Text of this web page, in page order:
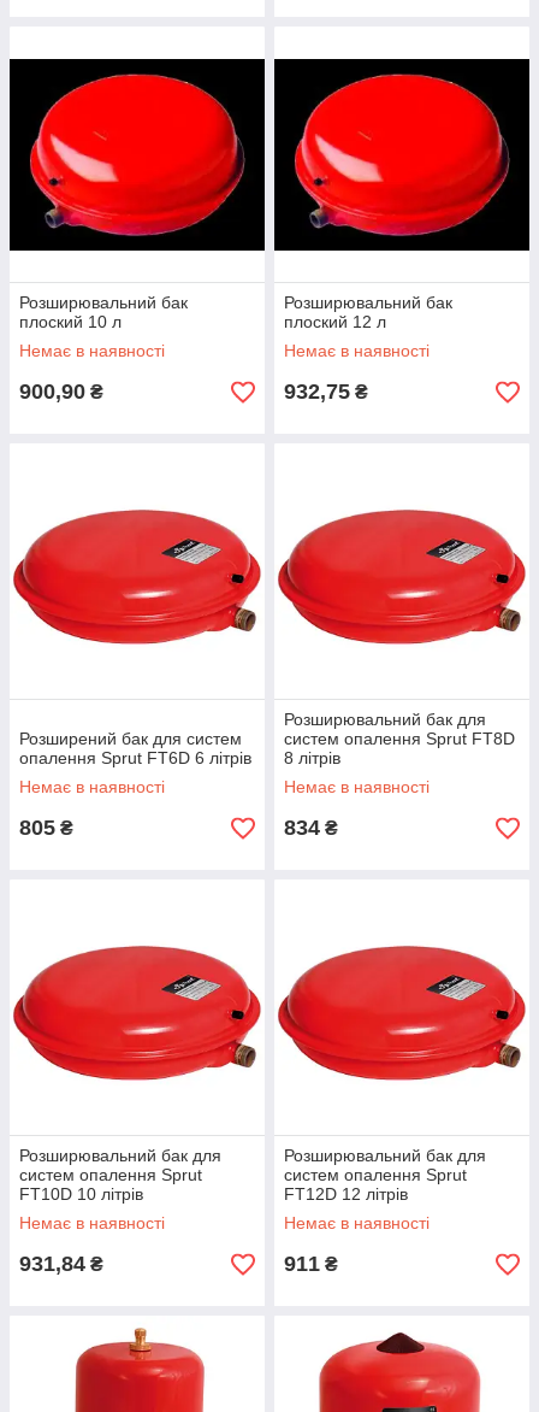
Розширювальний бак
плоский 10 л
Немає в наявності
900,90 ₴
Розширювальний бак
плоский 12 л
Немає в наявності
932,75 ₴
Розширений бак для систем
опалення Sprut FT6D 6 літрів
Немає в наявності
805 ₴
Розширювальний бак для
систем опалення Sprut FT8D
8 літрів
Немає в наявності
834 ₴
Розширювальний бак для
систем опалення Sprut
FT10D 10 літрів
Немає в наявності
931,84 ₴
Розширювальний бак для
систем опалення Sprut
FT12D 12 літрів
Немає в наявності
911 ₴